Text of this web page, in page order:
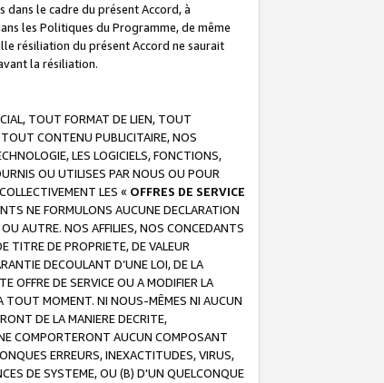
le cadre du présent Accord, à
les Politiques du Programme, de même
résiliation du présent Accord ne saurait
la résiliation.
TOUT FORMAT DE LIEN, TOUT
CONTENU PUBLICITAIRE, NOS
LES LOGICIELS, FONCTIONS,
OU UTILISES PAR NOUS OU POUR
LES « OFFRES DE SERVICE
NE FORMULONS AUCUNE DECLARATION
AUTRE. NOS AFFILIES, NOS CONCEDANTS
TITRE DE PROPRIETE, DE VALEUR
DECOULANT D’UNE LOI, DE LA
OFFRE DE SERVICE OU A MODIFIER LA
TOUT MOMENT. NI NOUS-MÊMES NI AUCUN
DE LA MANIERE DECRITE,
COMPORTERONT AUCUN COMPOSANT
ERREURS, INEXACTITUDES, VIRUS,
DE SYSTEME, OU (B) D'UN QUELCONQUE